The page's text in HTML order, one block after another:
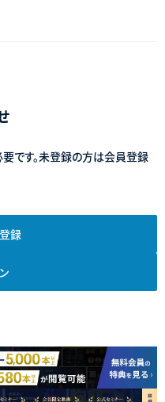
です。未登録の方は会員登録
録